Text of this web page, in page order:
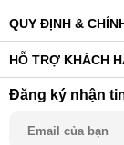
QUY ĐỊNH &
HỖ TRỢ KHÁCH
Đăng ký nhận